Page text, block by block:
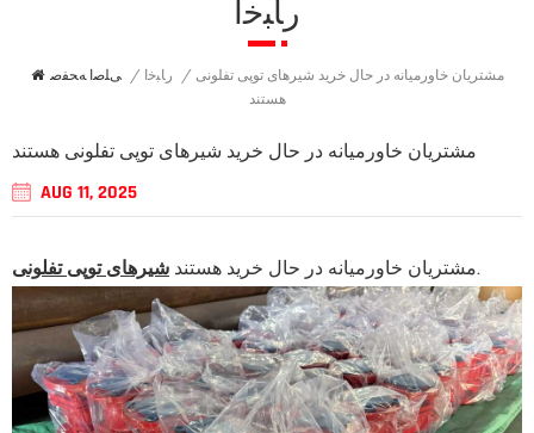
ﺭﺎﺒﺧﺍ
ﯽﻠﺻﺍ ﻪﺤﻔﺻ / ﺭﺎﺒﺧﺍ / مشتریان خاورمیانه در حال خرید شیرهای توپی تفلونی
هستند
مشتریان خاورمیانه در حال خرید شیرهای توپی تفلونی هستند
AUG 11, 2025
مشتریان خاورمیانه در حال خرید هستند شیرهای توپی تفلونی .